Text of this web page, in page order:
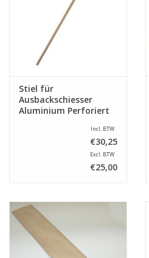
Stiel für
Ausbackschiesser
Aluminium Perforiert
Incl. BTW
€30,25
Excl. BTW
€25,00